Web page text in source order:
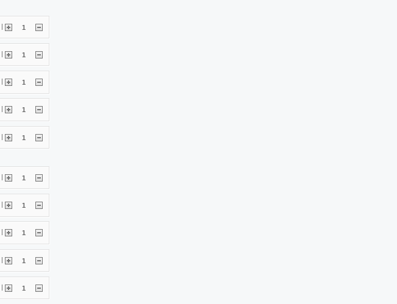
| 1
| 1
1
1
| 1
| 1
| 1
1
| 1
| 1